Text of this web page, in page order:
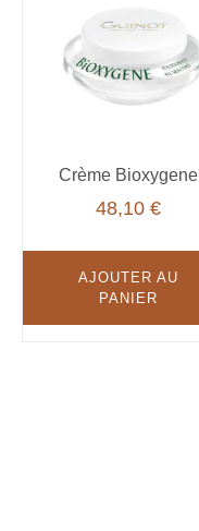
Crème Bioxygene
48,10 €
AJOUTER AU
PANIER